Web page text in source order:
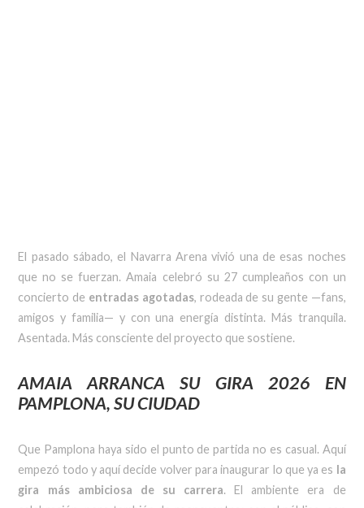
El pasado sábado, el Navarra Arena vivió una de esas noches
que no se fuerzan. Amaia celebró su 27 cumpleaños con un
concierto de entradas agotadas, rodeada de su gente —fans,
amigos y familia— y con una energía distinta. Más tranquila.
Asentada. Más consciente del proyecto que sostiene.
AMAIAARRANCA SU GIRA 2026 EN
PAMPLONA, SU CIUDAD
Que Pamplona haya sido el punto de partida no es casual. Aquí
empezó todo y aquí decide volver para inaugurar lo que ya es la
gira más ambiciosa de su carrera. El ambiente era de